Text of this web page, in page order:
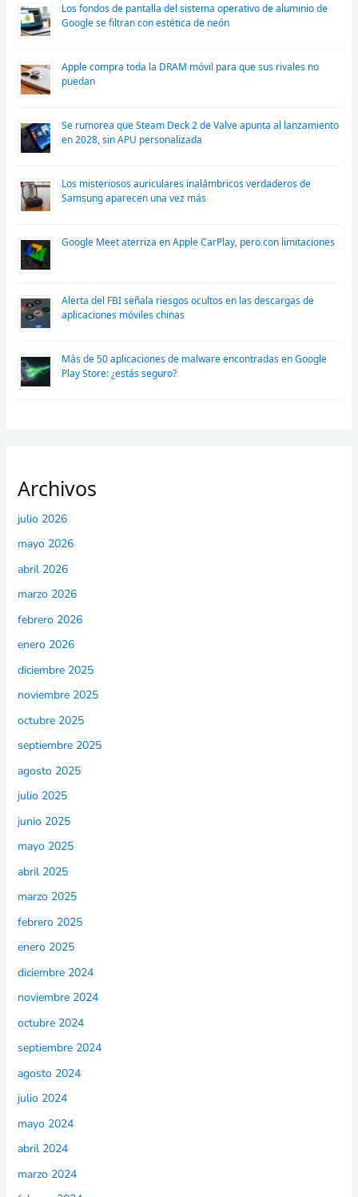
Los fondos de pantalla del sistema operativo de aluminio de
Google se filtran con estética de neón
Apple compra toda la DRAM móvil para que sus rivales no
puedan
Se rumorea que Steam Deck 2 de Valve apunta al lanzamiento
en 2028, sin APU personalizada
Los misteriosos auriculares inalámbricos verdaderos de
Samsung aparecen una vez más
Google Meet aterriza en Apple CarPlay, pero con limitaciones
Alerta del FBI señala riesgos ocultos en las descargas de
aplicaciones móviles chinas
Más de 50 aplicaciones de malware encontradas en Google
Play Store: ¿estás seguro?
Archivos
julio 2026
mayo 2026
abril 2026
marzo 2026
febrero 2026
enero 2026
diciembre 2025
noviembre 2025
octubre 2025
septiembre 2025
agosto 2025
julio 2025
junio 2025
mayo 2025
abril 2025
marzo 2025
febrero 2025
enero 2025
diciembre 2024
noviembre 2024
octubre 2024
septiembre 2024
agosto 2024
julio 2024
mayo 2024
abril 2024
marzo 2024